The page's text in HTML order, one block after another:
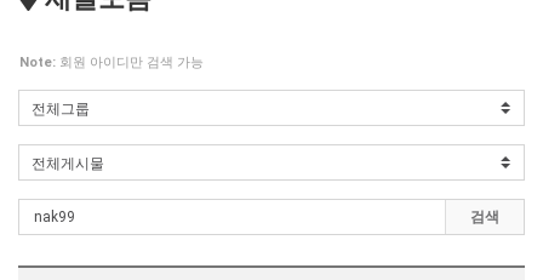
Note: 회원 아이디만 검색 가능
검색